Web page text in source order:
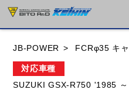
JB-POWER FCRφ35 キ
対応車種
SUZUKI GSX-R750 '1985